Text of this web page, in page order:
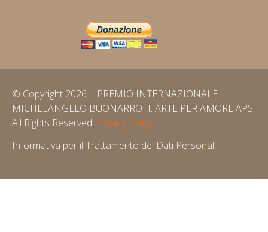
© Copyright 2026 | PREMIO INTERNAZIONALE
MICHELANGELO BUONARROTI. ARTE PER AMORE APS
All Rights Reserved. Privacy Policy
Informativa per il Trattamento dei Dati Personali